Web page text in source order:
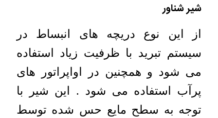
شیر شناور
از این نوع دریچه های انبساط در
سیستم تبرید با ظرفیت زیاد استفاده
می شود و همچنین در اواپراتور های
پرآب استفاده می شود . این شیر با
توجه به سطح مایع حس شده توسط